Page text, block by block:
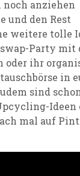
anziehen
und den Rest
weitere tolle
Party mit
oder ihr
in
sind
Ideen
mal auf